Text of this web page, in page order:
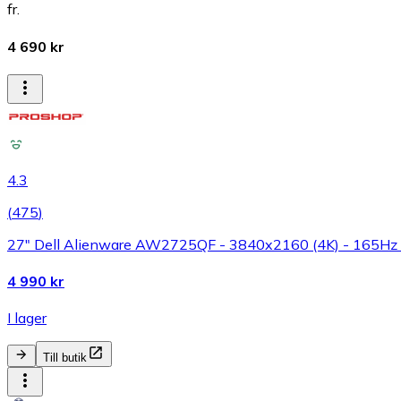
fr.
4 690 kr
4.3
(475)
27" Dell Alienware AW2725QF - 3840x2160 (4K) - 165Hz
4 990 kr
I lager
Till butik